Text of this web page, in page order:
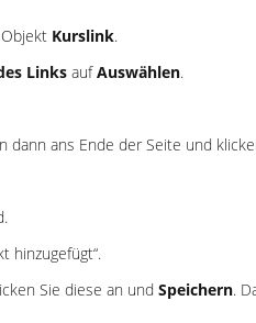
Kurslink.
Links aufAuswählen.
dann ans Ende der Seite und
hinzugefügt“.
Sie diese an und Speichern.